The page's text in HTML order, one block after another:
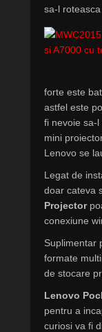
sa-l
forte este
astfel este
fi nevoie sa-l
mini
Lenovo se
Legat de
doar cateva
Projector
conexiune
Suplimentar
formate
de stocare
Lenovo
pentru a
curiosi va fi